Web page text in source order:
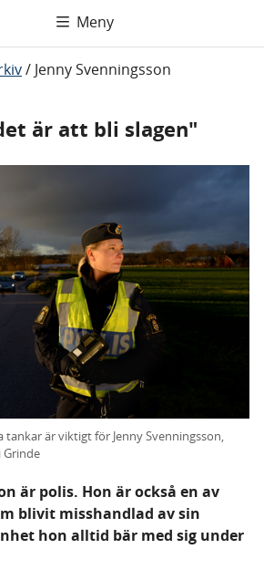
Meny
/ Jenny Svenningsson
är att bli slagen"
är viktigt för Jenny Svenningsson,
Grinde
är polis. Hon är också en av
blivit misshandlad av sin
hon alltid bär med sig under